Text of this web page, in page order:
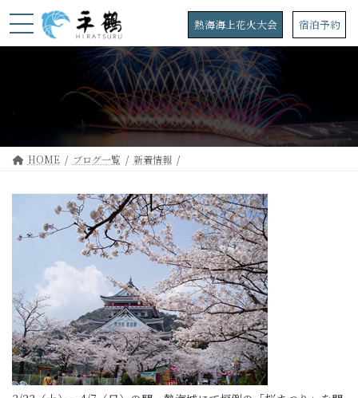
ン
プ
ビ
動
熱海海上花火大会 宿泊予約
HOME ブログ一覧 新着情報